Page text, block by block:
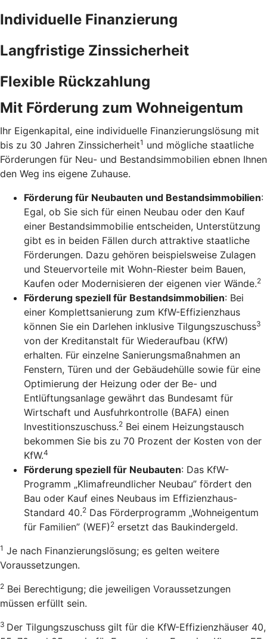
Individuelle Finanzierung
Langfristige Zinssicherheit
Flexible Rückzahlung
Mit Förderung zum Wohneigentum
Ihr Eigenkapital, eine individuelle Finanzierungslösung mit
bis zu 30 Jahren Zinssicherheit1 und mögliche staatliche
Förderungen für Neu- und Bestandsimmobilien ebnen Ihnen
den Weg ins eigene Zuhause.
Förderung für Neubauten und Bestandsimmobilien:
Egal, ob Sie sich für einen Neubau oder den Kauf
einer Bestandsimmobilie entscheiden, Unterstützung
gibt es in beiden Fällen durch attraktive staatliche
Förderungen. Dazu gehören beispielsweise Zulagen
und Steuervorteile mit Wohn-Riester beim Bauen,
Kaufen oder Modernisieren der eigenen vier Wände.2
Förderung speziell für Bestandsimmobilien: Bei
einer Komplettsanierung zum KfW-Effizienzhaus
können Sie ein Darlehen inklusive Tilgungszuschuss3
von der Kreditanstalt für Wiederaufbau (KfW)
erhalten. Für einzelne Sanierungsmaßnahmen an
Fenstern, Türen und der Gebäudehülle sowie für eine
Optimierung der Heizung oder der Be- und
Entlüftungsanlage gewährt das Bundesamt für
Wirtschaft und Ausfuhrkontrolle (BAFA) einen
Investitionszuschuss.2 Bei einem Heizungstausch
bekommen Sie bis zu 70 Prozent der Kosten von der
KfW.4
Förderung speziell für Neubauten: Das KfW-
Programm „Klimafreundlicher Neubau” fördert den
Bau oder Kauf eines Neubaus im Effizienzhaus-
Standard 40.2 Das Förderprogramm „Wohneigentum
für Familien” (WEF) 2 ersetzt das Baukindergeld.
1 Je nach Finanzierungslösung; es gelten weitere
Voraussetzungen.
2 Bei Berechtigung; die jeweiligen Voraussetzungen
müssen erfüllt sein.
3 Der Tilgungszuschuss gilt für die KfW-Effizienzhäuser 40,